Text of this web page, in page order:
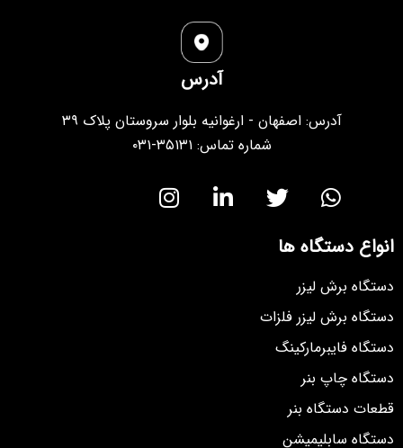
آدرس
آدرس: اصفهان - ارغوانیه بلوار سروستان پلاک ۳۹
شماره تماس: ۳۵۱۳۱-۰۳۱
انواع دستگاه ها
دستگاه برش لیزر
دستگاه برش لیزر فلزات
دستگاه فایبرمارکینگ
دستگاه چاپ بنر
قطعات دستگاه بنر
دستگاه سابلیمیشن